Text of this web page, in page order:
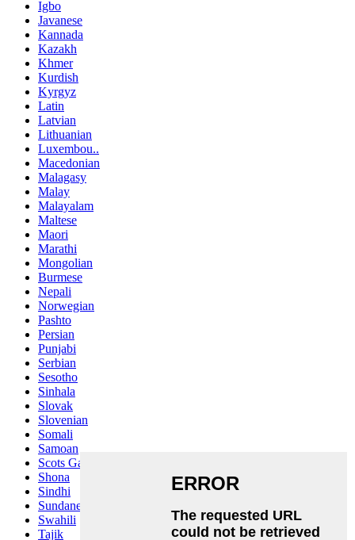
Igbo
Javanese
Kannada
Kazakh
Khmer
Kurdish
Kyrgyz
Latin
Latvian
Lithuanian
Luxembou..
Macedonian
Malagasy
Malay
Malayalam
Maltese
Maori
Marathi
Mongolian
Burmese
Nepali
Norwegian
Pashto
Persian
Punjabi
Serbian
Sesotho
Sinhala
Slovak
Slovenian
Somali
Samoan
Scots Gaelic
Shona
Sindhi
Sundanese
Swahili
Tajik